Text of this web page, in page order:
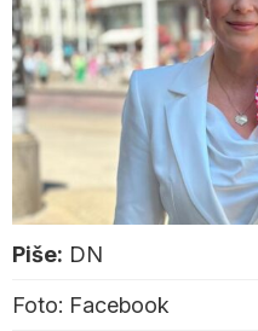
Piše: DN
Foto: Facebook